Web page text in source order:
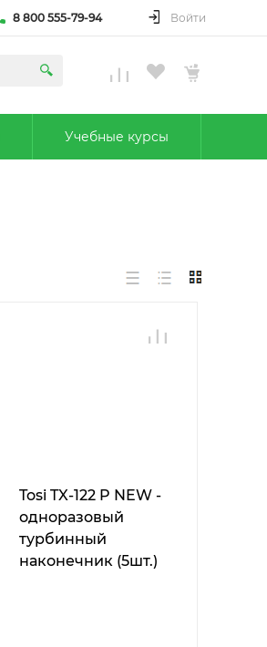
8 800 555-79-94 Войти
Учебные курсы
Tosi TX-122 P NEW -
одноразовый
турбинный
наконечник (5шт.)